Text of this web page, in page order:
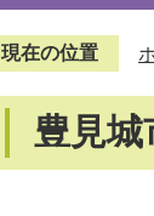
現在の位置
豊見